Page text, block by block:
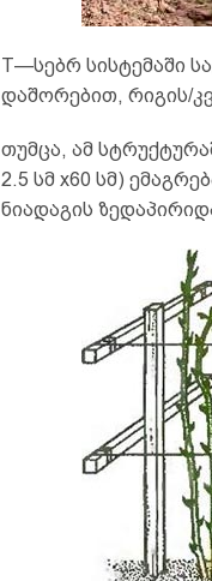
T—სებრ სისტემაში
დაშორებით, რიგის/
თუმცა, ამ
2.5 სმ x60 სმ)
ნიადაგის